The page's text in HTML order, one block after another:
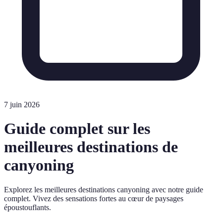
7 juin 2026
Guide complet sur les
meilleures destinations de
canyoning
Explorez les meilleures destinations canyoning avec notre guide
complet. Vivez des sensations fortes au cœur de paysages
époustouflants.